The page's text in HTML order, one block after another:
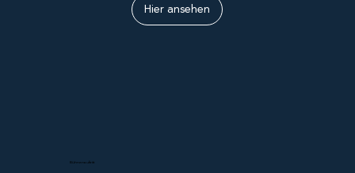
Bühnenauftritt
Hier ansehen